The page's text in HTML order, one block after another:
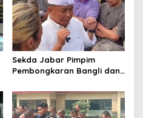
Sekda Jabar Pimpim
Pembongkaran Bangli dan
Kiaracondong